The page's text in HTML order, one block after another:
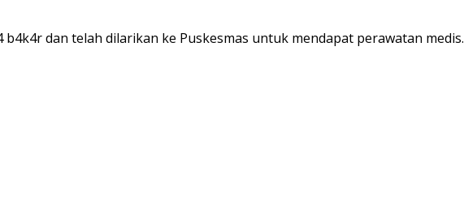
dan telah dilarikan ke Puskesmas untuk mendapat perawatan medis.